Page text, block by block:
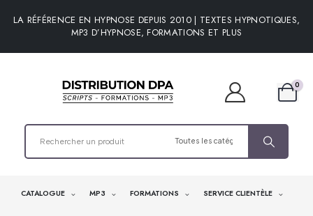
LA RÉFÉRENCE EN HYPNOSE DEPUIS 2010 | TEXTES HYPNOTIQUES,
MP3 D’HYPNOSE, FORMATIONS ET PLUS
0
CATALOGUE MP3 FORMATIONS SERVICE CLIENTÈLE